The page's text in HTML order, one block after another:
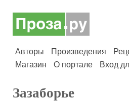
Авторы Произведения
Магазин
О портале Вход
Зазаборье